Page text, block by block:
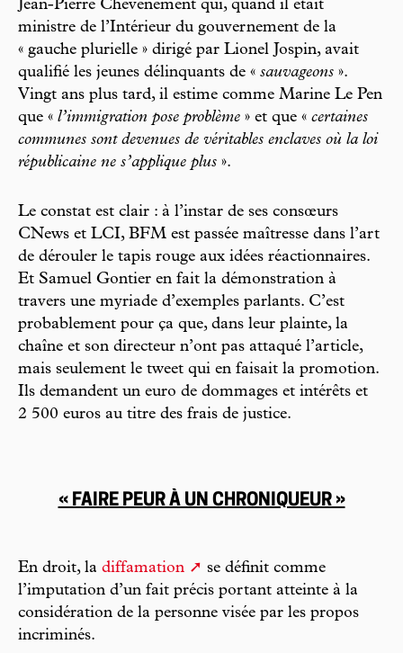
Jean-Pierre Chevènement qui, quand il était
ministre de l’Intérieur du gouvernement de la
« gauche plurielle » dirigé par Lionel Jospin, avait
qualifié les jeunes délinquants de « sauvageons ».
Vingt ans plus tard, il estime comme Marine Le Pen
que « l’immigration pose problème » et que « certaines
communes sont devenues de véritables enclaves où la loi
républicaine ne s’applique plus ».
Le constat est clair : à l’instar de ses consœurs
CNews et LCI, BFM est passée maîtresse dans l’art
de dérouler le tapis rouge aux idées réactionnaires.
Et Samuel Gontier en fait la démonstration à
travers une myriade d’exemples parlants. C’est
probablement pour ça que, dans leur plainte, la
chaîne et son directeur n’ont pas attaqué l’article,
mais seulement le tweet qui en faisait la promotion.
Ils demandent un euro de dommages et intérêts et
2 500 euros au titre des frais de justice.
« FAIRE PEUR À UN CHRONIQUEUR »
En droit, la diffamation
se définit comme
l’imputation d’un fait précis portant atteinte à la
considération de la personne visée par les propos
incriminés.